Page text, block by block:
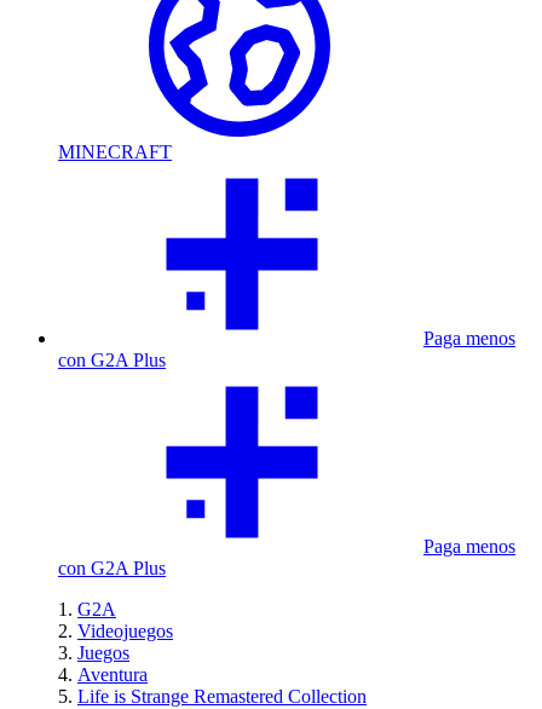
MINECRAFT
Paga menos
con G2A Plus
Paga menos
con G2A Plus
G2A
Videojuegos
Juegos
Aventura
Life is Strange Remastered Collection